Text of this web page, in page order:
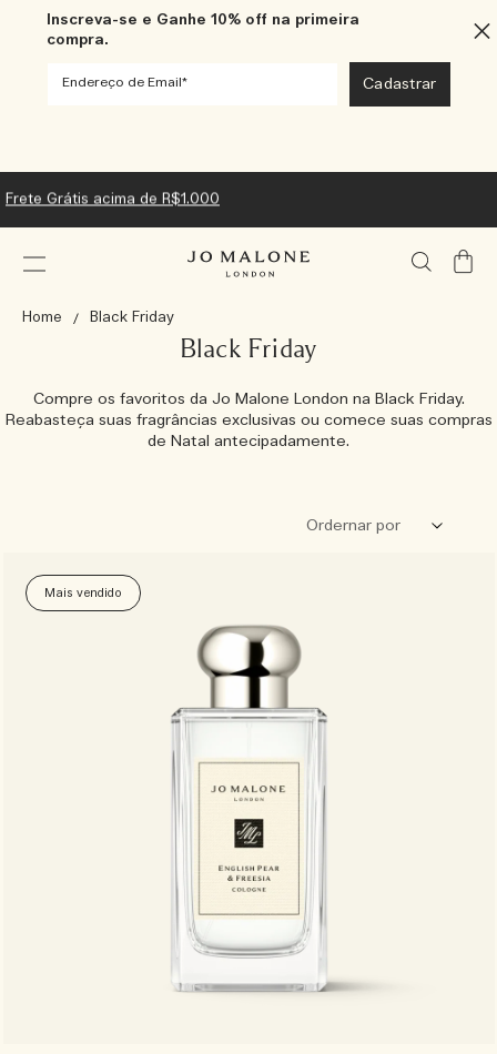
Inscreva-se e Ganhe 10% off na primeira
compra.
Frete Grátis acima de R$1.000
Meu
Home
Black Friday
Black Friday
Compre os favoritos da Jo Malone London na Black Friday.
Reabasteça suas fragrâncias exclusivas ou comece suas compras
de Natal antecipadamente.
Mais vendido